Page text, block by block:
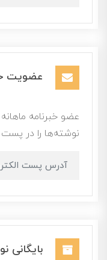
عضویت
عضو خبرنامه
نوشته‌ها را در
بایگانی